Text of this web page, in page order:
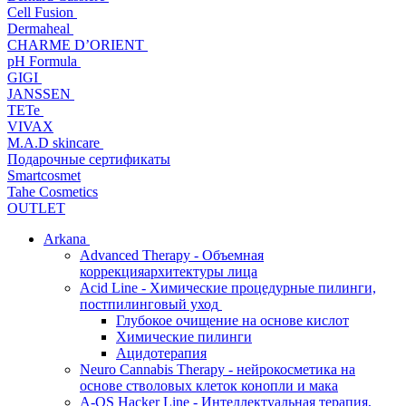
Cell Fusion
Dermaheal
CHARME D’ORIENT
pH Formula
GIGI
JANSSEN
TETe
VIVAX
M.A.D skincare
Подарочные сертификаты
Smartcosmet
Tahe Cosmetics
OUTLET
Arkana
Advanced Therapy - Объемная
коррекцияархитектуры лица
Acid Line - Химические процедурные пилинги,
постпилинговый уход
Глубокое очищение на основе кислот
Химические пилинги
Ацидотерапия
Neuro Cannabis Therapy - нейрокосметика на
основе стволовых клеток конопли и мака
A-QS Hacker Line - Интеллектуальная терапия,